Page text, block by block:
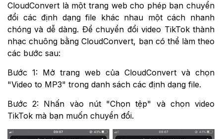
CloudConvert là một trang web cho phép bạn chuyển
đổi các định dạng file khác nhau một cách nhanh
chóng và dễ dàng. Để chuyển đổi video TikTok thành
nhạc chuông bằng CloudConvert, bạn có thể làm theo
các bước sau:
Bước 1: Mở trang web của CloudConvert và chọn
"Video to MP3" trong danh sách các định dạng file.
Bước 2: Nhấn vào nút "Chọn tệp" và chọn video
TikTok mà bạn muốn chuyển đổi.